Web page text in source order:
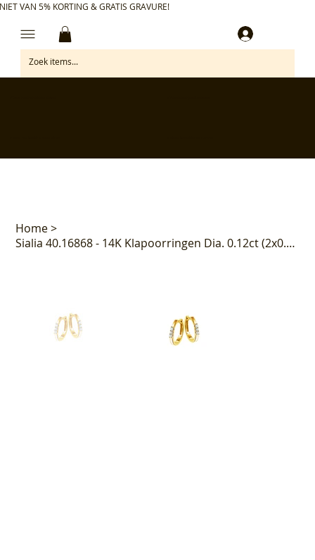
VAN 5% KORTING & GRATIS GRAVURE!
Home>
Sialia 40.16868 - 14K Klapoorringen Dia. 0.12ct (2x0.06ct) H Si